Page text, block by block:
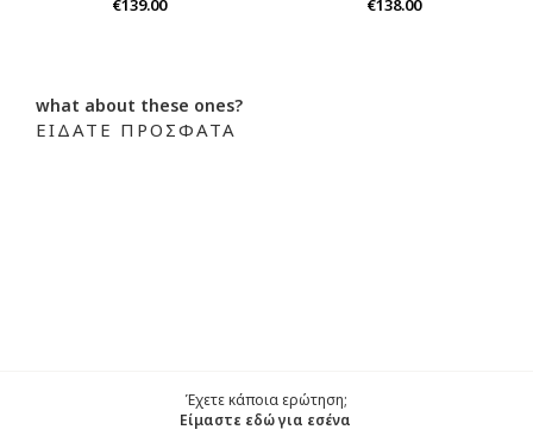
what about these ones?
ΕΙΔΑΤΕ ΠΡΟΣΦΑΤΑ
Έχετε κάποια ερώτηση;
Είμαστε εδώ για εσένα